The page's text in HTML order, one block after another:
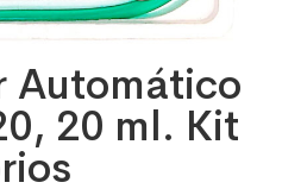
Automático
20 ml. Kit